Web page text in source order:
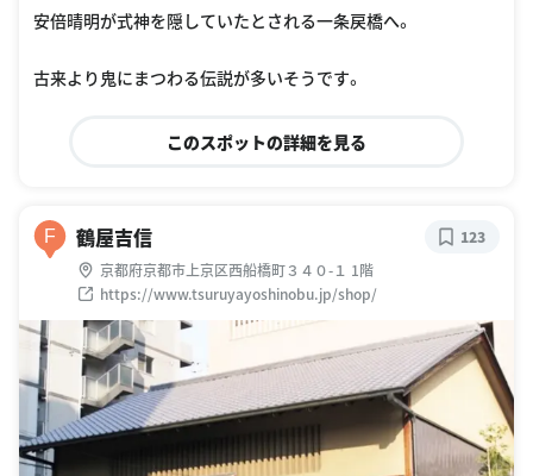
安倍晴明が式神を隠していたとされる一条戻橋へ。
古来より鬼にまつわる伝説が多いそうです。
このスポットの詳細を見る
F 鶴屋吉信
京都府京都市上京区西船橋町３４０-１ 1階
https://www.tsuruyayoshinobu.jp/shop/
123